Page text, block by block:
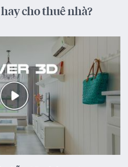
cho thuê nhà?